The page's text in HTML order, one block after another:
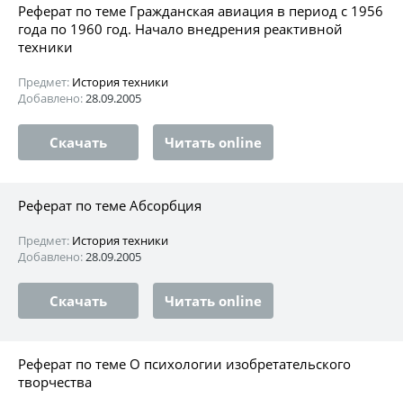
Реферат по теме Гражданская авиация в период с 1956
года по 1960 год. Начало внедрения реактивной
техники
Предмет: История техники
Добавлено:28.09.2005
Скачать Читать online
Реферат по теме Абсорбция
Предмет: История техники
Добавлено:28.09.2005
Скачать Читать online
Реферат по теме О психологии изобретательского
творчества